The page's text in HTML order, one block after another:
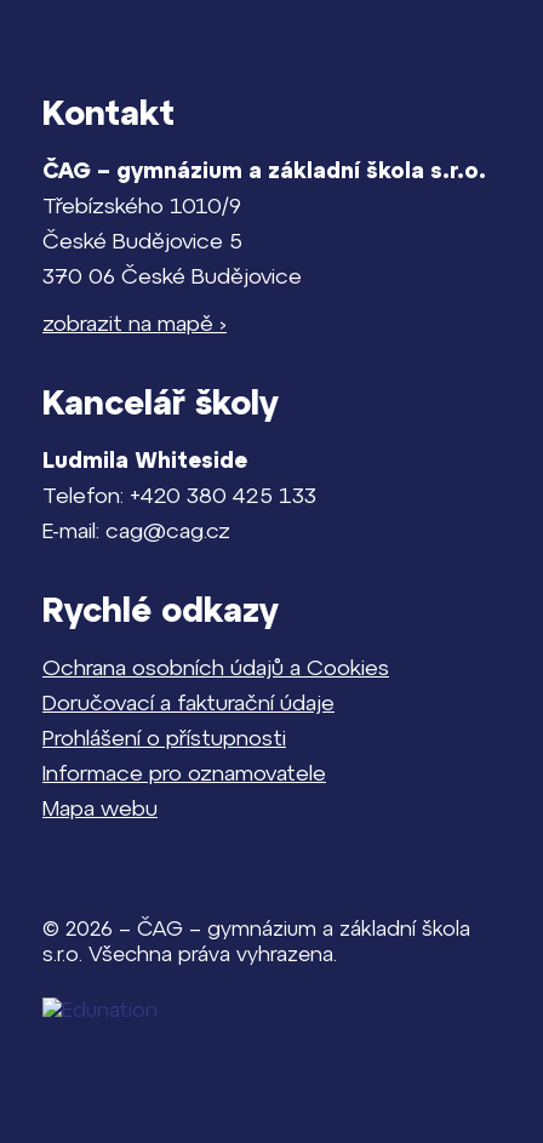
Kontakt
ČAG – gymnázium a základní škola s.r.o.
Třebízského 1010/9
České Budějovice 5
370 06 České Budějovice
zobrazit na mapě ›
Kancelář školy
Ludmila Whiteside
Telefon: +420 380 425 133
E-mail: cag@cag.cz
Rychlé odkazy
Ochrana osobních údajů a Cookies
Doručovací a fakturační údaje
Prohlášení o přístupnosti
Informace pro oznamovatele
Mapa webu
© 2026 – ČAG – gymnázium a základní škola
s.r.o. Všechna práva vyhrazena.